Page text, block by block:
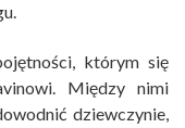
którym się
Między nimi
dziewczynie,